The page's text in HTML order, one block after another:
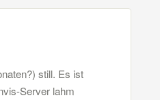
still. Es ist
Server lahm